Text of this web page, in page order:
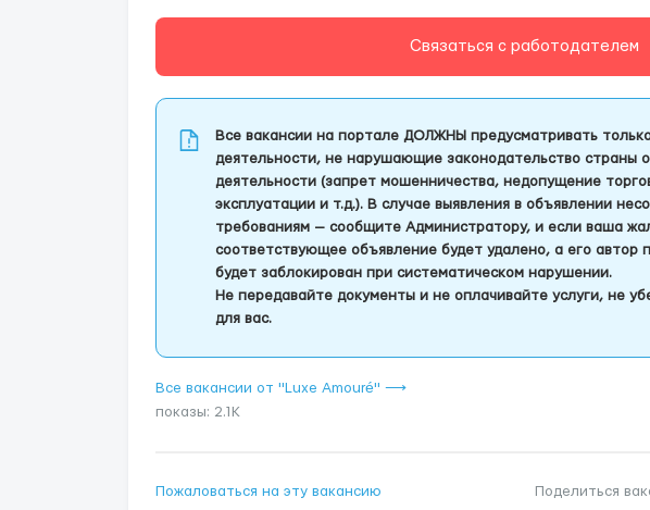
Связаться с работодателем
Все вакансии на портале ДОЛЖНЫ предусматривать
деятельности, не нарушающие законодательство страны
деятельности (запрет мошенничества, недопущение
эксплуатации и т.д.). В случае выявления в объявлении
требованиям — сообщите Администратору, и если ваша
соответствующее объявление будет удалено, а его автор
будет заблокирован при систематическом нарушении.
Не передавайте документы и не оплачивайте услуги, не
для вас.
Все вакансии от "Luxe Amouré" ⟶
показы: 2.1K
Пожаловаться на эту вакансию Поделиться